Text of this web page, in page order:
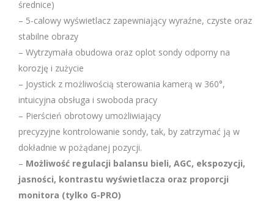
średnice)
– 5-calowy wyświetlacz zapewniający wyraźne, czyste oraz
stabilne obrazy
– Wytrzymała obudowa oraz oplot sondy odporny na
korozję i zużycie
– Joystick z możliwością sterowania kamerą w 360°,
intuicyjna obsługa i swoboda pracy
– Pierścień obrotowy umożliwiający
precyzyjne kontrolowanie sondy, tak, by zatrzymać ją w
dokładnie w pożądanej pozycji.
– Możliwość regulacji balansu bieli, AGC, ekspozycji,
jasności, kontrastu wyświetlacza oraz proporcji
monitora (tylko G-PRO)